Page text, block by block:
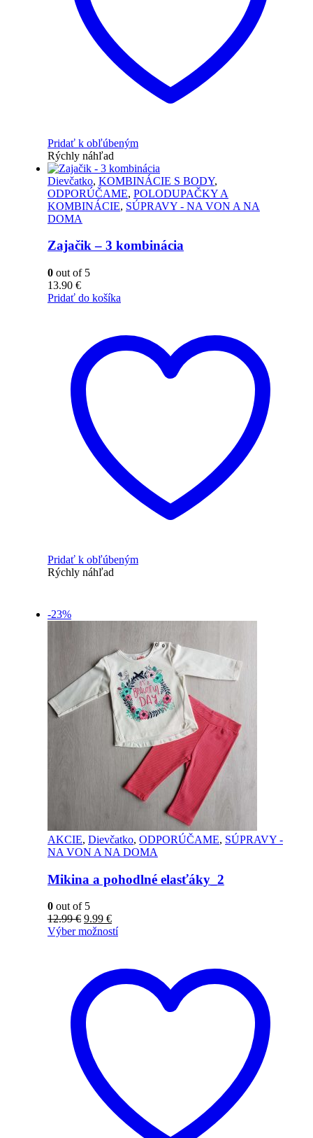
Pridať k obľúbeným
Rýchly náhľad
Dievčatko, KOMBINÁCIE S BODY,
ODPORÚČAME, POLODUPAČKY A
KOMBINÁCIE, SÚPRAVY - NA VON A NA
DOMA
Zajačik – 3 kombinácia
0 out of 5
13.90 €
Pridať do košíka
Pridať k obľúbeným
Rýchly náhľad
-23%
AKCIE, Dievčatko, ODPORÚČAME, SÚPRAVY -
NA VON A NA DOMA
Mikina a pohodlné elasťáky_2
0 out of 5
12.99€ 9.99 €
Výber možností